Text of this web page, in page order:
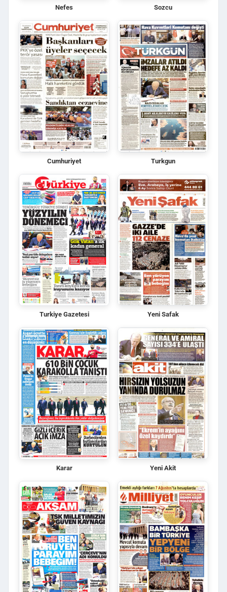
Nefes Sozcu
Cumhuriyet Turkgun
Turkiye Gazetesi Yeni Safak
Karar Yeni Akit